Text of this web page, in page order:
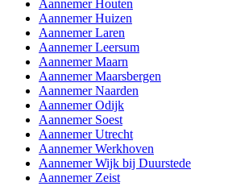
Aannemer Houten
Aannemer Huizen
Aannemer Laren
Aannemer Leersum
Aannemer Maarn
Aannemer Maarsbergen
Aannemer Naarden
Aannemer Odijk
Aannemer Soest
Aannemer Utrecht
Aannemer Werkhoven
Aannemer Wijk bij Duurstede
Aannemer Zeist